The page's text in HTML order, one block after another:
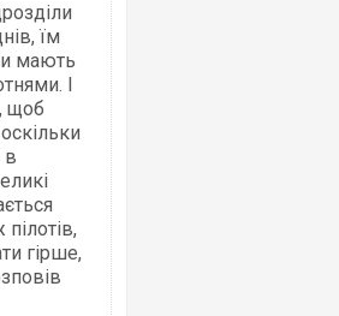
їм
мають
І
щоб
в
гірше,